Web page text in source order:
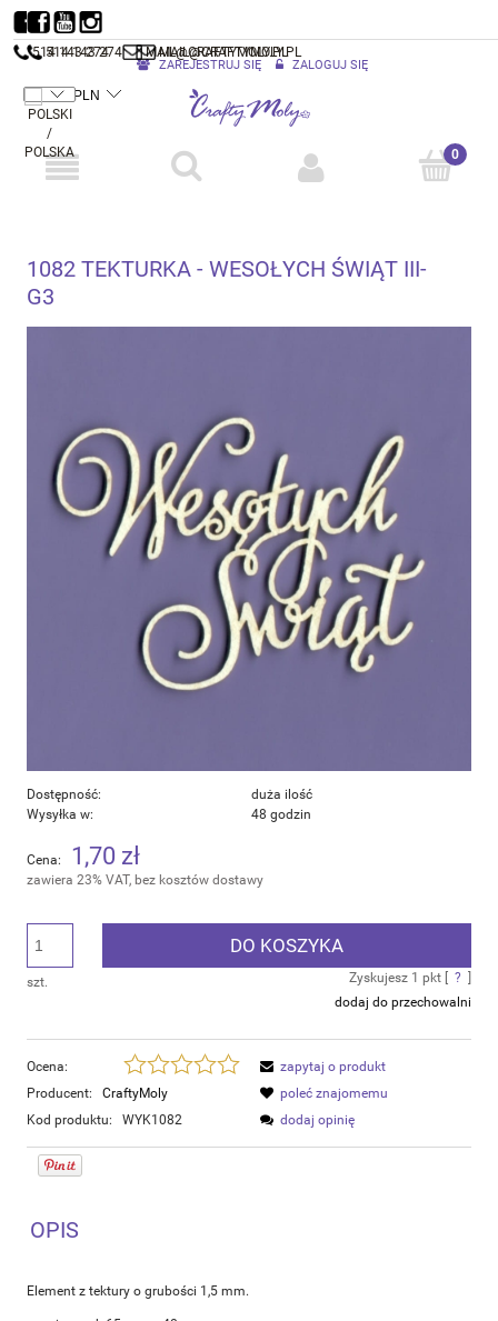
514 143 274 MAIL@CRAFTYMOLY.PL
ZAREJESTRUJ SIĘ ZALOGUJ SIĘ
514 143 274 MAIL@CRAFTYMOLY.PL
1082 TEKTURKA - WESOŁYCH ŚWIĄT III-
G3
Dostępność:
duża ilość
Wysyłka w:
48 godzin
Cena: 1,70 zł
zawiera 23% VAT, bez kosztów dostawy
szt.
DO KOSZYKA
Zyskujesz 1 pkt [ ?
dodaj do przechowalni
Ocena:
Producent:
CraftyMoly
Kod produktu:
WYK1082
zapytaj o produkt
poleć znajomemu
dodaj opinię
OPIS
Element z tektury o grubości 1,5 mm.